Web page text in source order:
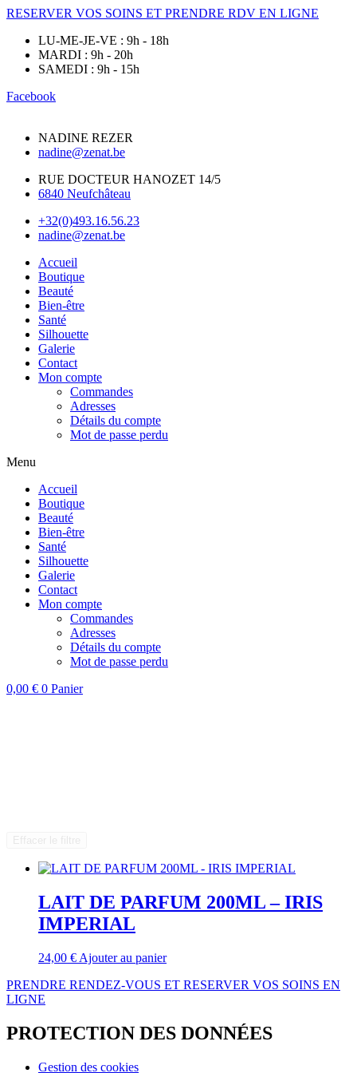
RESERVER VOS SOINS ET PRENDRE RDV EN LIGNE
LU-ME-JE-VE : 9h - 18h
MARDI : 9h - 20h
SAMEDI : 9h - 15h
Facebook
NADINE REZER
nadine@zenat.be
RUE DOCTEUR HANOZET 14/5
6840 Neufchâteau
+32(0)493.16.56.23
nadine@zenat.be
Accueil
Boutique
Beauté
Bien-être
Santé
Silhouette
Galerie
Contact
Mon compte
Commandes
Adresses
Détails du compte
Mot de passe perdu
Menu
Accueil
Boutique
Beauté
Bien-être
Santé
Silhouette
Galerie
Contact
Mon compte
Commandes
Adresses
Détails du compte
Mot de passe perdu
0,00 € 0 Panier
LAIT DE PARFUM 200ML – IRIS
IMPERIAL
24,00 € Ajouter au panier
PRENDRE RENDEZ-VOUS ET RESERVER VOS SOINS EN
LIGNE
PROTECTION DES DONNÉES
Gestion des cookies